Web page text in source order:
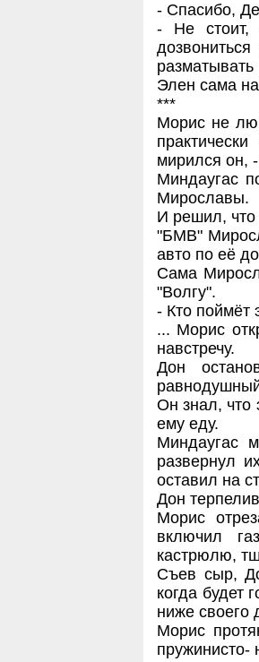
- Спасибо,
- Не стоит,
Элен сама
***
Морис не
мирился он,
Миндаугас
Мирославы.
И решил, что
"БМВ"
авто по её
Сама
"Волгу".
- Кто поймёт
... Морис
навстречу.
Дон
Он знал, что
ему еду.
Миндаугас
развернул
оставил на
Дон
Морис
включил
кастрюлю,
Съев сыр,
когда будет
ниже своего
Морис
пружинисто-